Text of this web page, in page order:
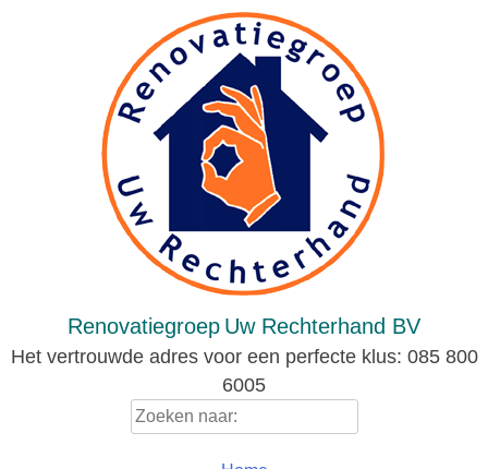
Renovatiegroep Uw Rechterhand BV
Het vertrouwde adres voor een perfecte klus: 085 800
6005